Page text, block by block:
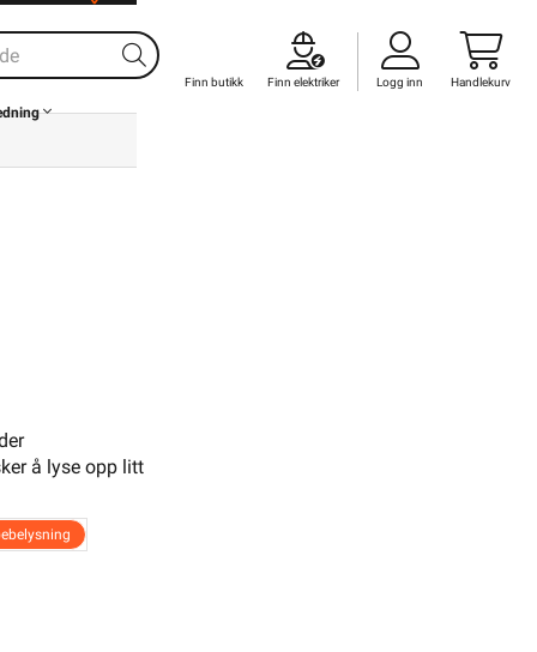
3222282
Finn butikk Finn elektriker Logg inn Handlekurv
å lyse opp litt